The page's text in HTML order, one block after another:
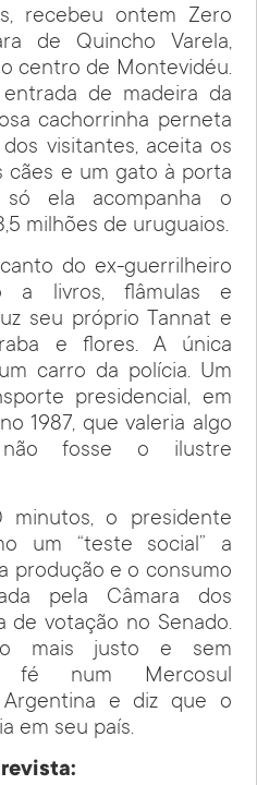
recebeu ontem Zero
de Quincho Varela,
centro de Montevidéu.
de madeira da
cachorrinha perneta
visitantes, aceita os
cães e um gato à porta
ela acompanha o
milhões de uruguaios.
do ex-guerrilheiro
a livros, flâmulas e
seu próprio Tannat e
e flores. A única
carro da polícia. Um
presidencial, em
1987, que valeria algo
fosse o ilustre
minutos, o presidente
um “teste social” a
produção e o consumo
pela Câmara dos
de votação no Senado.
mais justo e sem
fé num Mercosul
e diz que o
em seu país.